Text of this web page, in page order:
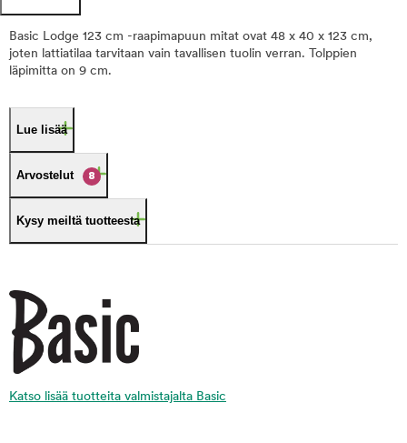
Basic Lodge 123 cm -raapimapuun mitat ovat 48 x 40 x 123 cm,
joten lattiatilaa tarvitaan vain tavallisen tuolin verran. Tolppien
läpimitta on 9 cm.
Lue lisää
Arvostelut 8
Kysy meiltä tuotteesta
Katso lisää tuotteita valmistajalta Basic